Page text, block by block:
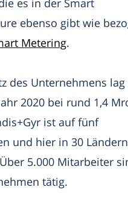
es in der Smart
ebenso gibt wie
Metering.
des Unternehmens
2020 bei rund 1,4
ist auf fünf
und hier in 30 Ländern
5.000 Mitarbeiter
tätig.